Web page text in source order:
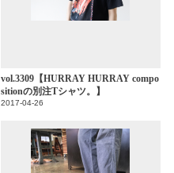
vol.3309【HURRAY HURRAY compo
sitionの別注Tシャツ。】
2017-04-26